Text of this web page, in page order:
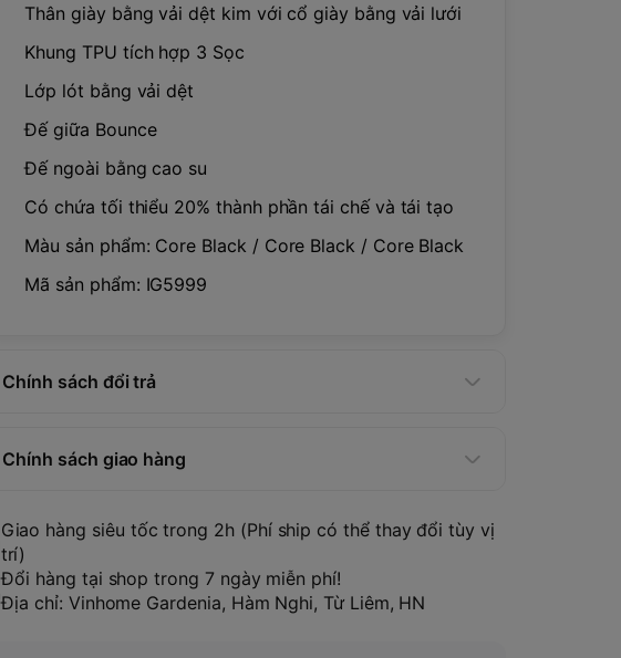
Thân giày bằng vải dệt kim với cổ giày bằng vải lưới
Khung TPU tích hợp 3 Sọc
Lớp lót bằng vải dệt
Đế giữa Bounce
Đế ngoài bằng cao su
Có chứa tối thiểu 20% thành phần tái chế và tái tạo
Màu sản phẩm: Core Black / Core Black / Core Black
Mã sản phẩm: IG5999
Chính sách đổi trả
Chính sách giao hàng
Giao hàng siêu tốc trong 2h (Phí ship có thể thay đổi tùy vị
trí)
Đổi hàng tại shop trong 7 ngày miễn phí!
Địa chỉ: Vinhome Gardenia, Hàm Nghi, Từ Liêm, HN